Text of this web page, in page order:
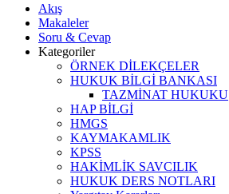
Akış
Makaleler
Soru & Cevap
Kategoriler
ÖRNEK DİLEKÇELER
HUKUK BİLGİ BANKASI
TAZMİNAT HUKUKU
HAP BİLGİ
HMGS
KAYMAKAMLIK
KPSS
HAKİMLİK SAVCILIK
HUKUK DERS NOTLARI